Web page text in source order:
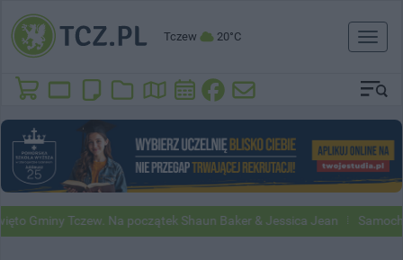
Tczew 20°C
Toggle
Tczew. Na początek Shaun Baker & Jessica Jean Samochody